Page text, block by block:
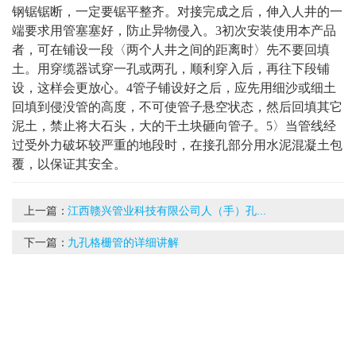
钢锯锯断，一定要锯平整齐。对接完成之后，伸入人井的一
端要求用管塞塞好，防止异物侵入。3初次安装使用本产品
者，可在铺设一段〈两个人井之间的距离时〉先不要回填
土。用穿缆器试穿一孔或两孔，顺利穿入后，再往下段铺
设，这样会更放心。4管子铺设好之后，应先用细沙或细土
回填到侵没管的高度，不可使管子悬空状态，然后回填其它
泥土，禁止将大石头，大的干土块砸向管子。5〉当管线经
过受外力破坏较严重的地段时，在接孔部分用水泥混凝土包
覆，以保证其安全。
上一篇：江西赣兴管业科技有限公司人（手）孔...
下一篇： 九孔格栅管的详细讲解